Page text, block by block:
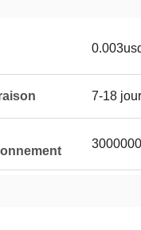
7-18